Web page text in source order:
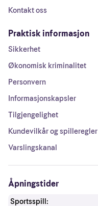
Kontakt oss
Praktisk informasjon
Sikkerhet
Økonomisk kriminalitet
Personvern
Informasjonskapsler
Tilgjengelighet
Kundevilkår og spilleregler
Varslingskanal
Åpningstider
Sportsspill: